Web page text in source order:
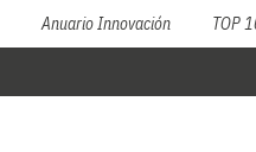
Anuario Innovación TOP